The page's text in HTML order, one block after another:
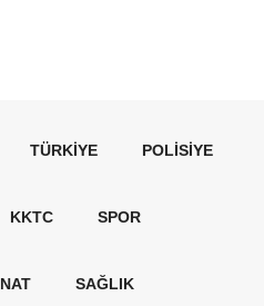
TÜRKIYE POLISIYE
KKTC SPOR
SAĞLIK